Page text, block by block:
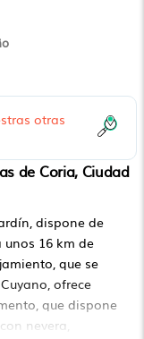
otras
de Coria, Ciudad
dispone de
16 km de
que se
ofrece
que dispone
nevera,